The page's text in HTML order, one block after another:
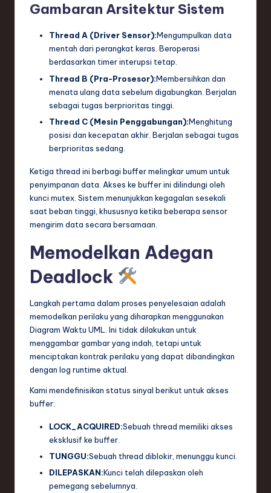
Gambaran Arsitektur Sistem
Thread A (Driver Sensor):Mengumpulkan data
mentah dari perangkat keras. Beroperasi
berdasarkan timer interupsi tetap.
Thread B (Pra-Prosesor):Membersihkan dan
menata ulang data sebelum digabungkan. Berjalan
sebagai tugas berprioritas tinggi.
Thread C (Mesin Penggabungan):Menghitung
posisi dan kecepatan akhir. Berjalan sebagai tugas
berprioritas sedang.
Ketiga thread ini berbagi buffer melingkar umum untuk
penyimpanan data. Akses ke buffer ini dilindungi oleh
kunci mutex. Sistem menunjukkan kegagalan sesekali
saat beban tinggi, khususnya ketika beberapa sensor
mengirim data secara bersamaan.
Memodelkan Adegan
Deadlock
Langkah pertama dalam proses penyelesaian adalah
memodelkan perilaku yang diharapkan menggunakan
Diagram Waktu UML. Ini tidak dilakukan untuk
menggambar gambar yang indah, tetapi untuk
menciptakan kontrak perilaku yang dapat dibandingkan
dengan log runtime aktual.
Kami mendefinisikan status sinyal berikut untuk akses
buffer:
LOCK_ACQUIRED:Sebuah thread memiliki akses
eksklusif ke buffer.
TUNGGU:Sebuah thread diblokir, menunggu kunci.
DILEPASKAN:Kunci telah dilepaskan oleh
pemegang sebelumnya.